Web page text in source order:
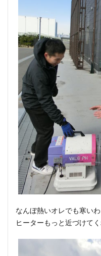
なんぼ熱いオレでも寒いわ
ヒーターもっと近づけてく